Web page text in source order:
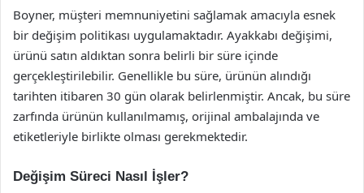
Boyner, müşteri memnuniyetini sağlamak amacıyla esnek
bir değişim politikası uygulamaktadır. Ayakkabı değişimi,
ürünü satın aldıktan sonra belirli bir süre içinde
gerçekleştirilebilir. Genellikle bu süre, ürünün alındığı
tarihten itibaren 30 gün olarak belirlenmiştir. Ancak, bu süre
zarfında ürünün kullanılmamış, orijinal ambalajında ve
etiketleriyle birlikte olması gerekmektedir.
Değişim Süreci Nasıl İşler?